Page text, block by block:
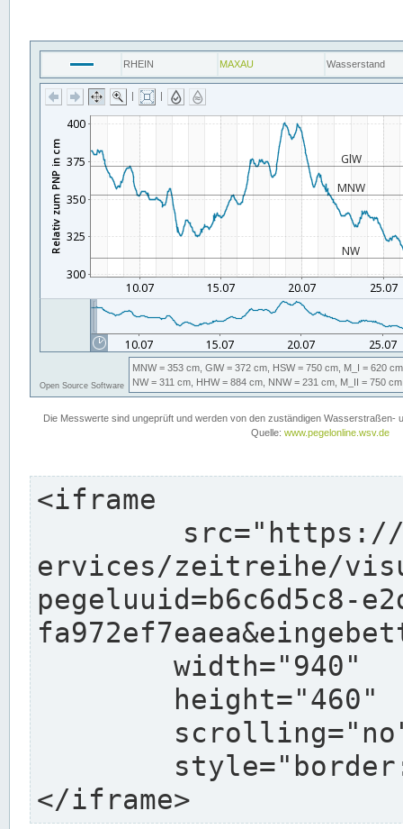
<iframe
ervices/zeitreihe/
pegeluuid=b6c6d5c8-
</iframe>